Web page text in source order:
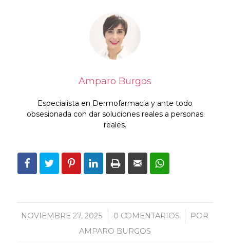
Amparo Burgos
Especialista en Dermofarmacia y ante todo
obsesionada con dar soluciones reales a personas
reales.
NOVIEMBRE 27, 2025
/ 0 COMENTARIOS
/
POR
AMPARO BURGOS